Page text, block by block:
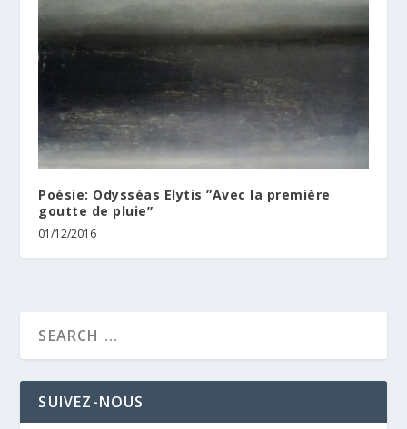
Poésie: Odysséas Elytis ”Avec la première
goutte de pluie”
01/12/2016
SUIVEZ-NOUS